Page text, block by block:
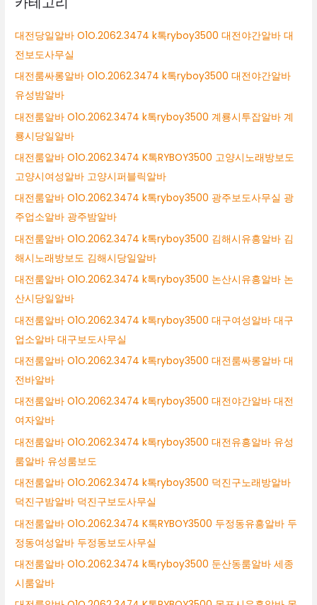
대전당일알바 O1O.2062.3474 k톡ryboy3500 대전야간알바 대
전보도사무실
대전룸싸롱알바 O1O.2062.3474 k톡ryboy3500 대전야간알바
유성밤알바
대전룸알바 O1O.2062.3474 k톡ryboy3500 계룡시투잡알바 계
룡시당일알바
대전룸알바 O1O.2062.3474 K톡RYBOY3500 고양시노래방보도
고양시여성알바 고양시퍼블릭알바
대전룸알바 O1O.2062.3474 k톡ryboy3500 광주보도사무실 광
주업소알바 광주밤알바
대전룸알바 O1O.2062.3474 k톡ryboy3500 김해시유흥알바 김
해시노래방보도 김해시당일알바
대전룸알바 O1O.2062.3474 k톡ryboy3500 논산시유흥알바 논
산시당일알바
대전룸알바 O1O.2062.3474 k톡ryboy3500 대구여성알바 대구
업소알바 대구보도사무실
대전룸알바 O1O.2062.3474 k톡ryboy3500 대전룸싸롱알바 대
전바알바
대전룸알바 O1O.2062.3474 k톡ryboy3500 대전야간알바 대전
여자알바
대전룸알바 O1O.2062.3474 k톡ryboy3500 대전유흥알바 유성
룸알바 유성룸보도
대전룸알바 O1O.2062.3474 k톡ryboy3500 덕진구노래방알바
덕진구밤알바 덕진구보도사무실
대전룸알바 O1O.2062.3474 K톡RYBOY3500 두정동유흥알바 두
정동여성알바 두정동보도사무실
대전룸알바 O1O.2062.3474 k톡ryboy3500 둔산동룸알바 세종
시룸알바